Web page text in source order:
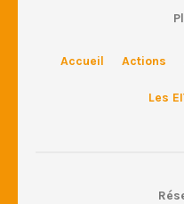
Accueil Actions
Les